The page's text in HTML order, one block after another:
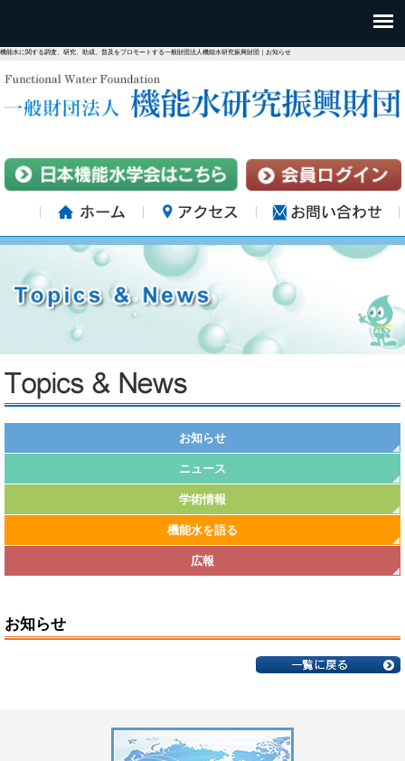
機能水に関する調査、研究、助成、普及をプロモートする一般財団法人機能水研究振興財団｜お知らせ
お知らせ
ニュース
学術情報
機能水を語る
広報
お知らせ